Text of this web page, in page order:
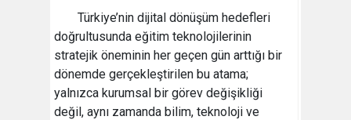
Türkiye’nin dijital dönüşüm hedefleri
doğrultusunda eğitim teknolojilerinin
stratejik öneminin her geçen gün arttığı bir
dönemde gerçekleştirilen bu atama;
yalnızca kurumsal bir görev değişikliği
değil, aynı zamanda bilim, teknoloji ve